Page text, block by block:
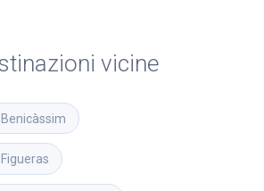
vicine
Benicàssim
Figueras